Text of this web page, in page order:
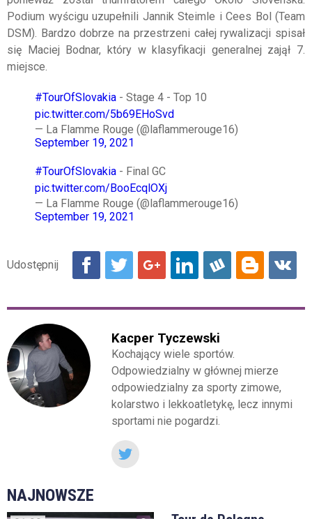
Podium wyścigu uzupełnili Jannik Steimle i Cees Bol (Team
DSM). Bardzo dobrze na przestrzeni całej rywalizacji spisał
się Maciej Bodnar, który w klasyfikacji generalnej zajął 7.
miejsce.
#TourOfSlovakia - Stage 4 - Top 10
pic.twitter.com/5b69EHoSvd
— La Flamme Rouge (@laflammerouge16)
September 19, 2021
#TourOfSlovakia - Final GC
pic.twitter.com/BooEcqlOXj
— La Flamme Rouge (@laflammerouge16)
September 19, 2021
Kacper Tyczewski
Kochający wiele sportów.
Odpowiedzialny w głównej mierze
odpowiedzialny za sporty zimowe,
kolarstwo i lekkoatletykę, lecz innymi
sportami nie pogardzi.
NAJNOWSZE